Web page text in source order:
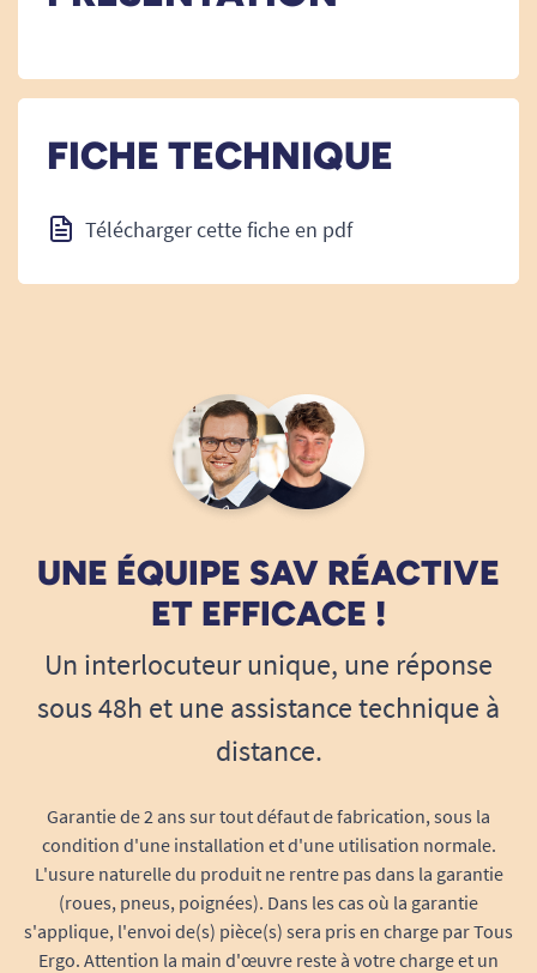
FICHE TECHNIQUE
Télécharger cette fiche en pdf
UNE ÉQUIPE SAV RÉACTIVE
ET EFFICACE !
Un interlocuteur unique, une réponse
sous 48h et une assistance technique à
distance.
Garantie de 2 ans sur tout défaut de fabrication, sous la
condition d'une installation et d'une utilisation normale.
L'usure naturelle du produit ne rentre pas dans la garantie
(roues, pneus, poignées). Dans les cas où la garantie
s'applique, l'envoi de(s) pièce(s) sera pris en charge par Tous
Ergo. Attention la main d'œuvre reste à votre charge et un